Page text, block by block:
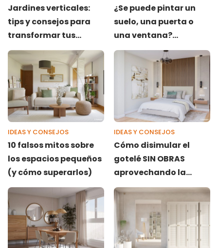
Jardines verticales:
tips y consejos para
transformar tus
espacios
¿Se puede pintar un
suelo, una puerta o
una ventana?
¡Resolvemos dudas!
IDEAS Y CONSEJOS
10 falsos mitos sobre
los espacios pequeños
(y cómo superarlos)
IDEAS Y CONSEJOS
Cómo disimular el
gotelé SIN OBRAS
aprovechando la
decoración